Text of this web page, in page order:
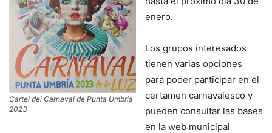
Cartel del Carnaval de Punta Umbría
2023
enero.
Los grupos interesados
tienen varias opciones
para poder participar en el
certamen carnavalesco y
pueden consultar las bases
en la web municipal